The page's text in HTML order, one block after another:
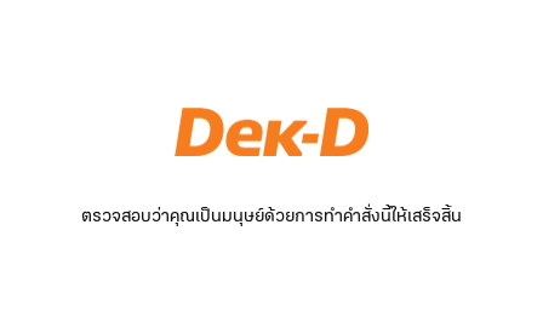
ตรวจสอบว่าคุณเป็นมนุษย์ด้วยการทำคำสั่งนี้ให้เสร็จสิ้น